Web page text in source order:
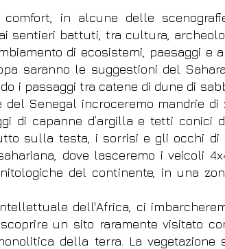
in alcune delle
sentieri battuti, tra cultura,
di ecosistemi, paesaggi e
saranno le suggestioni del
i passaggi tra catene di dune di
Senegal incroceremo mandrie di
di capanne d’argilla e tetti conici
sulla testa, i sorrisi e gli occhi di
dove lasceremo i veicoli
del continente, in una
dell'Africa, ci
un sito raramente visitato
della terra. La vegetazione